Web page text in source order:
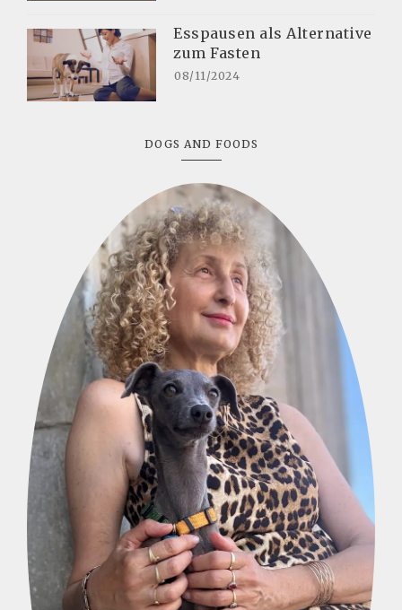
Esspausen als Alternative
zum Fasten
08/11/2024
DOGS AND FOODS